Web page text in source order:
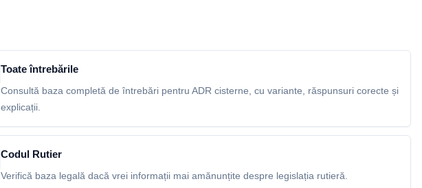
Toate întrebările
Consultă baza completă de întrebări pentru ADR cisterne, cu variante, răspunsuri corecte și
explicații.
Codul Rutier
Verifică baza legală dacă vrei informații mai amănunțite despre legislația rutieră.